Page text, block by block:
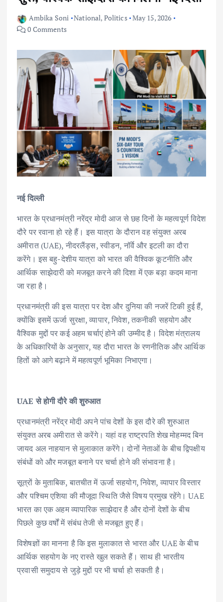
Ambika Soni National, Politics May 15, 2026
0 Comments
नईदिल्ली
भारत के प्रधानमंत्री नरेंद्र मोदी आज से छह दिनों के महत्वपूर्ण विदेश
दौरे पर रवाना हो रहे हैं। इस यात्रा के दौरान वह संयुक्त अरब
अमीरात (UAE), नीदरलैंड्स, स्वीडन, नॉर्वे और इटली का दौरा
करेंगे। इस बहु-देशीय यात्रा को भारत की वैश्विक कूटनीति और
आर्थिक साझेदारी को मजबूत करने की दिशा में एक बड़ा कदम माना
जा रहा है।
प्रधानमंत्री की इस यात्रा पर देश और दुनिया की नजरें टिकी हुई हैं,
क्योंकि इसमें ऊर्जा सुरक्षा, व्यापार, निवेश, तकनीकी सहयोग और
वैश्विक मुद्दों पर कई अहम चर्चाएं होने की उम्मीद है। विदेश मंत्रालय
के अधिकारियों के अनुसार, यह दौरा भारत के रणनीतिक और आर्थिक
हितों को आगे बढ़ाने में महत्वपूर्ण भूमिका निभाएगा।
UAE से होगी दौरे की शुरुआत
प्रधानमंत्री नरेंद्र मोदी अपने पांच देशों के इस दौरे की शुरुआत
संयुक्त अरब अमीरात से करेंगे। यहां वह राष्ट्रपति शेख मोहम्मद बिन
जायद अल नाहयान से मुलाकात करेंगे। दोनों नेताओं के बीच द्विपक्षीय
संबंधों को और मजबूत बनाने पर चर्चा होने की संभावना है।
सूत्रों के मुताबिक, बातचीत में ऊर्जा सहयोग, निवेश, व्यापार विस्तार
और पश्चिम एशिया की मौजूदा स्थिति जैसे विषय प्रमुख रहेंगे। UAE
भारत का एक अहम व्यापारिक साझेदार है और दोनों देशों के बीच
पिछले कुछ वर्षों में संबंध तेजी से मजबूत हुए हैं।
विशेषज्ञों का मानना है कि इस मुलाकात से भारत और UAE के बीच
आर्थिक सहयोग के नए रास्ते खुल सकते हैं। साथ ही भारतीय
प्रवासी समुदाय से जुड़े मुद्दों पर भी चर्चा हो सकती है।